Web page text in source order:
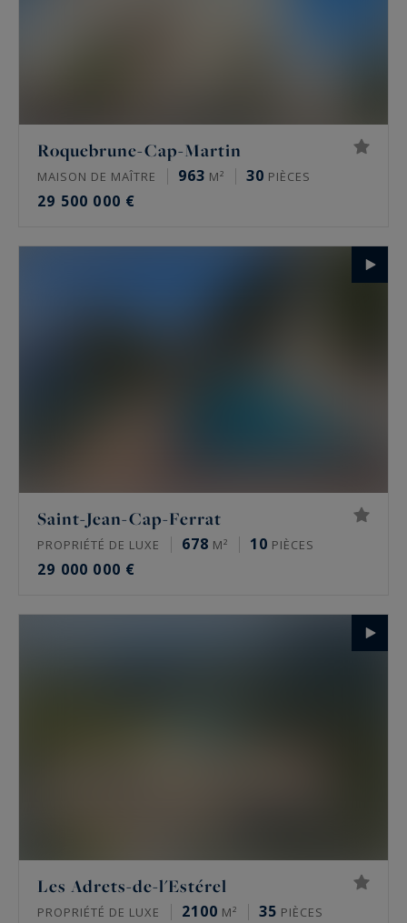
Roquebrune-Cap-Martin
MAISON DE MAÎTRE 963 M² 30 PIÈCES
29 500 000 €
Saint-Jean-Cap-Ferrat
PROPRIÉTÉ DE LUXE 678 M² 10 PIÈCES
29 000 000 €
Les Adrets-de-l'Estérel
PROPRIÉTÉ DE LUXE 2100 M² 35 PIÈCES